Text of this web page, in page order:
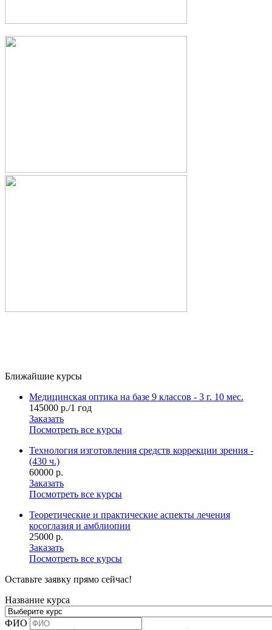
Ближайшие курсы
Медицинская оптика на базе 9 классов - 3 г. 10 мес.
145000 р./1 год
Заказать
Посмотреть все курсы
Технология изготовления средств коррекции зрения -
(430 ч.)
60000 р.
Заказать
Посмотреть все курсы
Теоретические и практические аспекты лечения
косоглазия и амблиопии
25000 р.
Заказать
Посмотреть все курсы
Оставьте заявку прямо сейчас!
Название курса
ФИО